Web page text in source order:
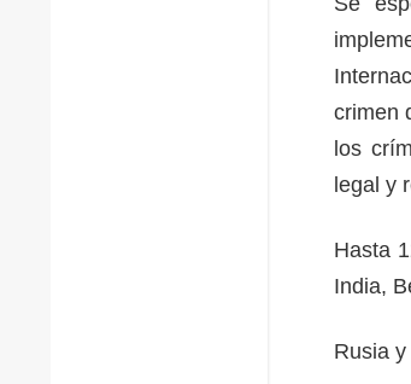
crimen
los
legal y
Hasta
India,
Rusia